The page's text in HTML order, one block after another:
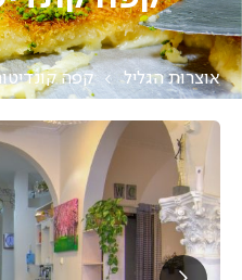
אוצרות הגליל קפה